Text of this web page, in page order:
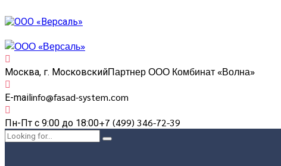
Москва, г. МосковскийПартнер ООО Комбинат «Волна»
E-mailinfo@fasad-system.com
Пн-Пт с 9:00 до 18:00+7 (499) 346-72-39